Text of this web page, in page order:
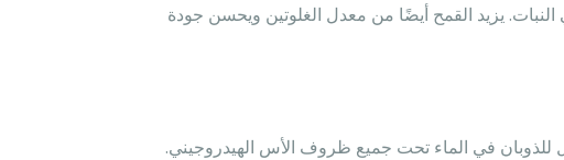
يزيد القمح أيضًا من معدل الغلوتين ويحسن جودة
للذوبان في الماء تحت جميع ظروف الأس الهيدروجيني.